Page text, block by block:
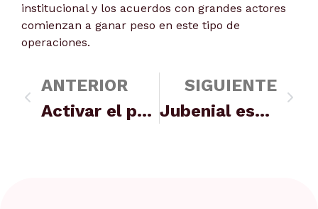
institucional y los acuerdos con grandes actores
comienzan a ganar peso en este tipo de
operaciones.
ANTERIOR
Activar el patrimonio no es renunciar a él, es entenderlo mejor
SIGUIENTE
Jubenial estrena su vodcast “Ideas en voz alta” para analizar el giro del mercado inmobiliario hacia la monetización patrimonial de mayores de 65 años